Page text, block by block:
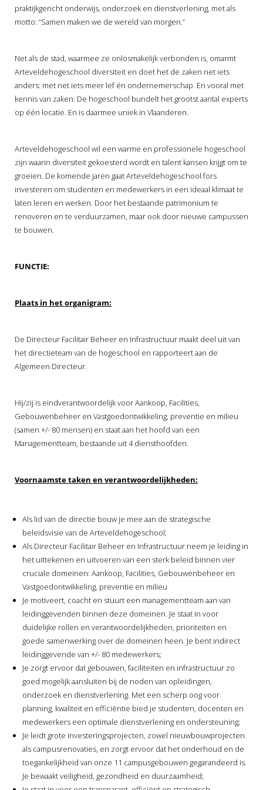
praktijkgericht onderwijs, onderzoek en dienstverlening, met als
motto: “Samen maken we de wereld van morgen.”
Net als de stad, waarmee ze onlosmakelijk verbonden is, omarmt
Arteveldehogeschool diversiteit en doet het de zaken net iets
anders: met net iets meer lef én ondernemerschap. En vooral met
kennis van zaken: De hogeschool bundelt het grootst aantal experts
op één locatie. En is daarmee uniek in Vlaanderen.
Arteveldehogeschool wil een warme en professionele hogeschool
zijn waarin diversiteit gekoesterd wordt en talent kansen krijgt om te
groeien. De komende jaren gaat Arteveldehogeschool fors
investeren om studenten en medewerkers in een ideaal klimaat te
laten leren en werken. Door het bestaande patrimonium te
renoveren en te verduurzamen, maar ook door nieuwe campussen
te bouwen.
FUNCTIE:
Plaats in het organigram:
De Directeur Facilitair Beheer en Infrastructuur maakt deel uit van
het directieteam van de hogeschool en rapporteert aan de
Algemeen Directeur.
Hij/zij is eindverantwoordelijk voor Aankoop, Facilities,
Gebouwenbeheer en Vastgoedontwikkeling, preventie en milieu
(samen +/- 80 mensen) en staat aan het hoofd van een
Managementteam, bestaande uit 4 diensthoofden.
Voornaamste taken en verantwoordelijkheden:
Als lid van de directie bouw je mee aan de strategische
beleidsvisie van de Arteveldehogeschool;
Als Directeur Facilitair Beheer en Infrastructuur neem je leiding in
het uittekenen en uitvoeren van een sterk beleid binnen vier
cruciale domeinen: Aankoop, Facilities, Gebouwenbeheer en
Vastgoedontwikkeling, preventie en milieu
Je motiveert, coacht en stuurt een managementteam aan van
leidinggevenden binnen deze domeinen. Je staat in voor
duidelijke rollen en verantwoordelijkheden, prioriteiten en
goede samenwerking over de domeinen heen. Je bent indirect
leidinggevende van +/- 80 medewerkers;
Je zorgt ervoor dat gebouwen, faciliteiten en infrastructuur zo
goed mogelijk aansluiten bij de noden van opleidingen,
onderzoek en dienstverlening. Met een scherp oog voor
planning, kwaliteit en efficiëntie bied je studenten, docenten en
medewerkers een optimale dienstverlening en ondersteuning;
Je leidt grote investeringsprojecten, zowel nieuwbouwprojecten
als campusrenovaties, en zorgt ervoor dat het onderhoud en de
toegankelijkheid van onze 11 campusgebouwen gegarandeerd is.
Je bewaakt veiligheid, gezondheid en duurzaamheid;
kan de
niet
worden
om
over
van
op
website-
van